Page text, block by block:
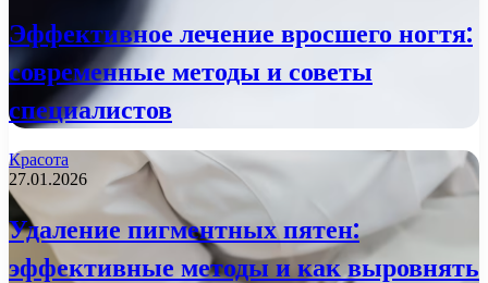
Эффективное лечение вросшего ногтя:
современные методы и советы
специалистов
Красота
27.01.2026
Удаление пигментных пятен:
эффективные методы и как выровнять